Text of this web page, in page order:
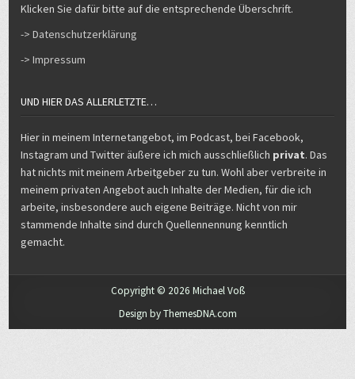
Klicken Sie dafür bitte auf die entsprechende Überschrift.
-> Datenschutzerklärung
-> Impressum
UND HIER DAS ALLERLETZTE…
Hier in meinem Internetangebot, im Podcast, bei Facebook,
Instagram und Twitter äußere ich mich ausschließlich privat. Das
hat nichts mit meinem Arbeitgeber zu tun. Wohl aber verbreite in
meinem privaten Angebot auch Inhalte der Medien, für die ich
arbeite, insbesondere auch eigene Beiträge. Nicht von mir
stammende Inhalte sind durch Quellennennung kenntlich
gemacht.
Copyright © 2026 Michael Voß
Design by ThemesDNA.com